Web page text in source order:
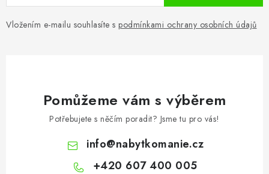
Vložením e-mailu souhlasíte s podmínkami ochrany osobních údajů
Pomůžeme vám s výběrem
Potřebujete s něčím poradit? Jsme tu pro vás!
info@nabytkomanie.cz
+420 607 400 005